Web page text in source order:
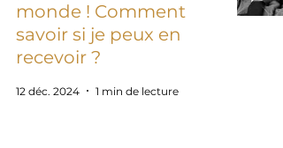
monde ! Comment
savoir si je peux en
recevoir ?
12 déc. 2024 1 min de lecture